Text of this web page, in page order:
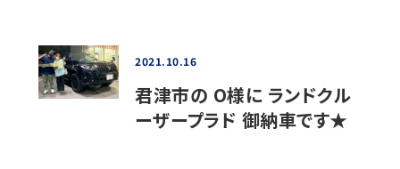
2021.10.16
君津市の O様に ランドクル
ーザープラド 御納車です★